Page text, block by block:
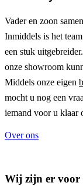
Vader en zoon
Inmiddels is het
een stuk
onze showroom
Middels onze eigen
mocht u nog een
iemand voor u klaar
Over ons
Wij zijn er voor